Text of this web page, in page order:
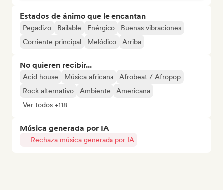
Estados de ánimo que le encantan
Pegadizo Bailable Enérgico
Buenas vibraciones
Corriente principal
Melódico Arriba
No quieren recibir...
Acid house Música africana
Afrobeat / Afropop
Rock alternativo
Ambiente
Americana
Ver todos +118
Música generada por IA
Rechaza música generada por IA